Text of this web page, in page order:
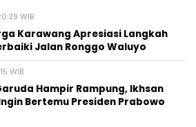
WIB
Karawang Apresiasi Langkah
Jalan Ronggo Waluyo
WIB
Hampir Rampung, Ikhsan
Bertemu Presiden Prabowo